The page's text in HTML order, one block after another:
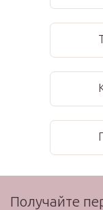
Получайте